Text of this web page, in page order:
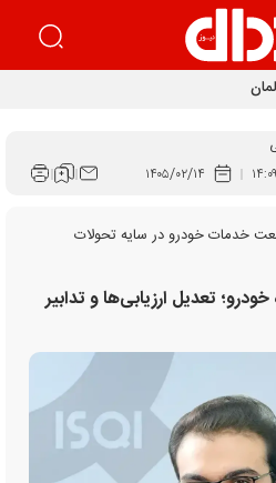
۱۴:۰۹ ۱۴۰۵/۰۲/۱۴
خدمات خودرو در سایه تحولات
تعدیل ارزیابی‌ها و تدابیر